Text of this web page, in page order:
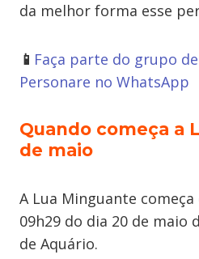
da melhor forma esse
📱 Faça parte do grupo
Personare no WhatsApp
Quando começa a
de maio
A Lua Minguante
09h29 do dia 20 de maio
de Aquário.